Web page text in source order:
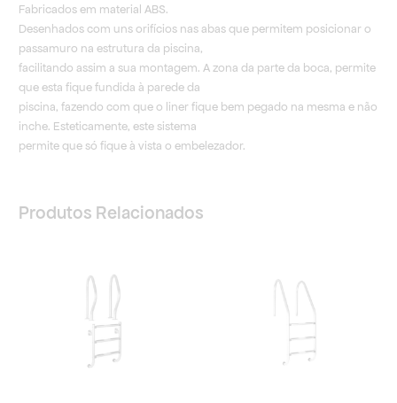
Fabricados em material ABS.
Desenhados com uns orifícios nas abas que permitem posicionar o
passamuro na estrutura da piscina,
facilitando assim a sua montagem. A zona da parte da boca, permite
que esta fique fundida à parede da
piscina, fazendo com que o liner fique bem pegado na mesma e não
inche. Esteticamente, este sistema
permite que só fique à vista o embelezador.
Produtos Relacionados